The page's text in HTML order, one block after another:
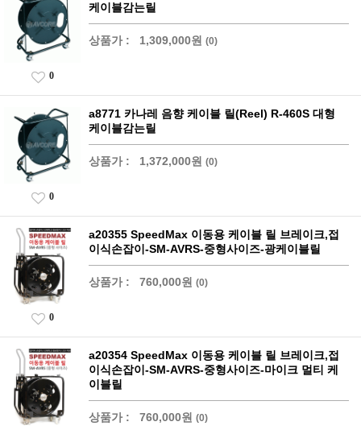
케이블감는릴
상품가 : 1,309,000원 (0)
0
a8771 카나레 음향 케이블 릴(Reel) R-460S 대형
케이블감는릴
상품가 : 1,372,000원 (0)
0
a20355 SpeedMax 이동용 케이블 릴 브레이크,접
이식손잡이-SM-AVRS-중형사이즈-광케이블릴
상품가 : 760,000원 (0)
0
a20354 SpeedMax 이동용 케이블 릴 브레이크,접
이식손잡이-SM-AVRS-중형사이즈-마이크 멀티 케
이블릴
상품가 : 760,000원 (0)